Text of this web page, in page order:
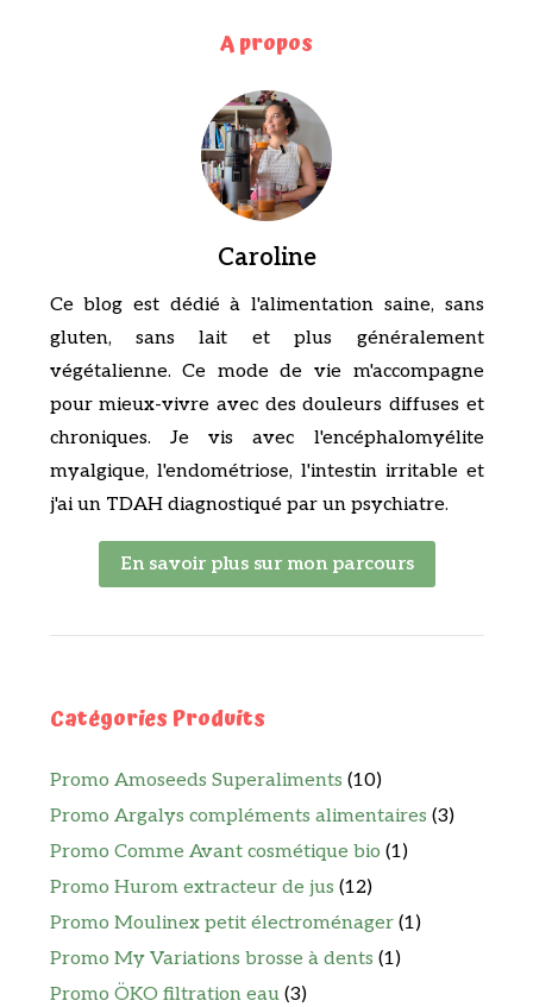
A propos
Caroline
Ce blog est dédié à l'alimentation saine, sans
gluten, sans lait et plus généralement
végétalienne. Ce mode de vie m'accompagne
pour mieux-vivre avec des douleurs diffuses et
chroniques. Je vis avec l'encéphalomyélite
myalgique, l'endométriose, l'intestin irritable et
j'ai un TDAH diagnostiqué par un psychiatre.
En savoir plus sur mon parcours
Catégories Produits
Promo Amoseeds Superaliments (10)
Promo Argalys compléments alimentaires (3)
Promo Comme Avant cosmétique bio (1)
Promo Hurom extracteur de jus (12)
Promo Moulinex petit électroménager (1)
Promo My Variations brosse à dents (1)
Promo ÖKO filtration eau (3)